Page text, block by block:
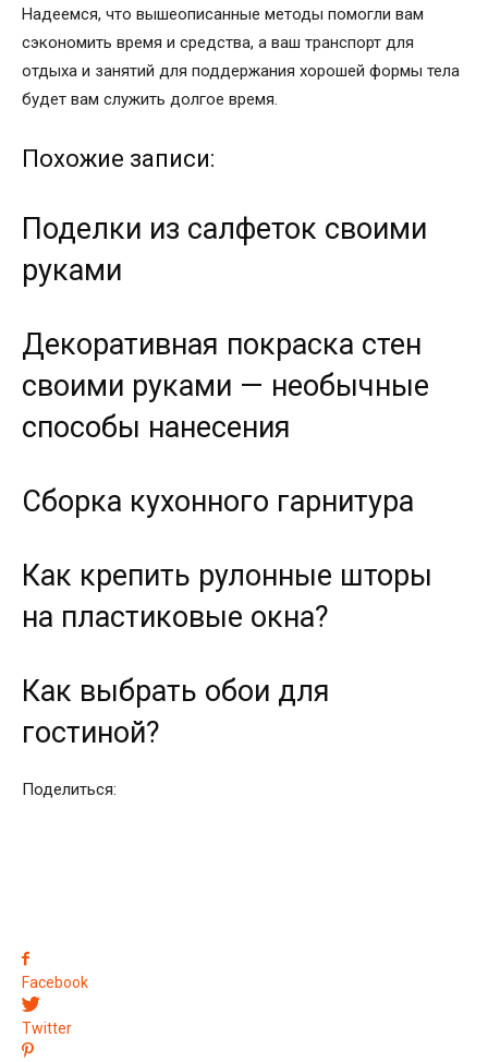
Надеемся, что вышеописанные методы помогли вам
сэкономить время и средства, а ваш транспорт для
отдыха и занятий для поддержания хорошей формы тела
будет вам служить долгое время.
Похожие записи:
Поделки из салфеток своими
руками
Декоративная покраска стен
своими руками — необычные
способы нанесения
Сборка кухонного гарнитура
Как крепить рулонные шторы
на пластиковые окна?
Как выбрать обои для
гостиной?
Поделиться:
Facebook
Twitter